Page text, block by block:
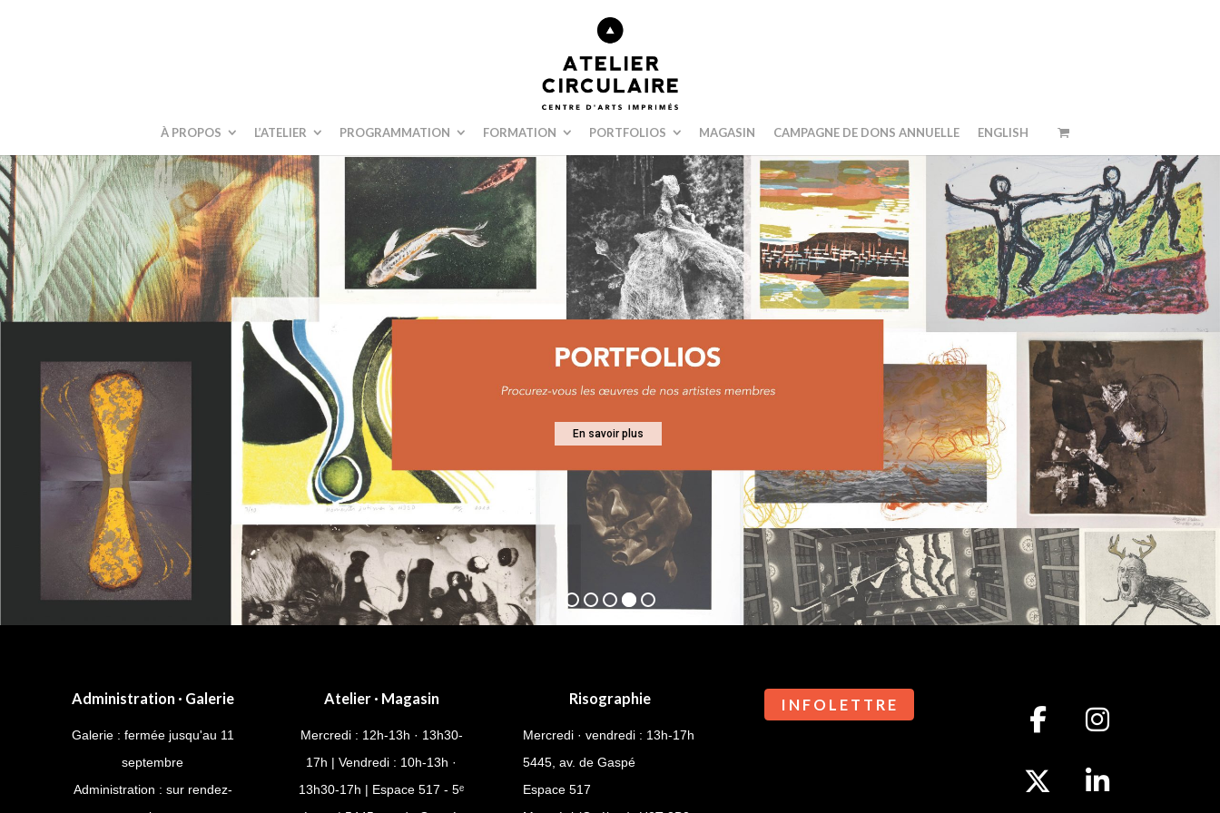
À PROPOS L’ATELIER PROGRAMMATION FORMATION PORTFOLIOS MAGASIN CAMPAGNE DE DONS ANNUELLE ENGLISH
En savoir plus
En savoir plus
Administration · Galerie
Galerie : fermée jusqu'au 11
septembre
Administration : sur rendez-
Atelier · Magasin
Mercredi : 12h-13h · 13h30-
17h | Vendredi : 10h-13h ·
13h30-17h | Espace 517 - 5ᵉ
Risographie
Mercredi · vendredi : 13h-17h
5445, av. de Gaspé
Espace 517
I N F O L E T T R E